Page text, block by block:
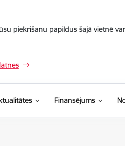
piekrišanu papildus šajā vietnē
Finansējums